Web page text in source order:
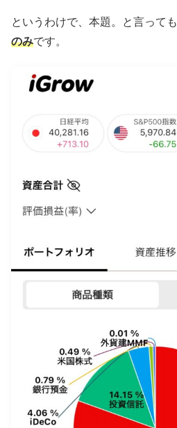
というわけで、本題。と言っても
のみです。